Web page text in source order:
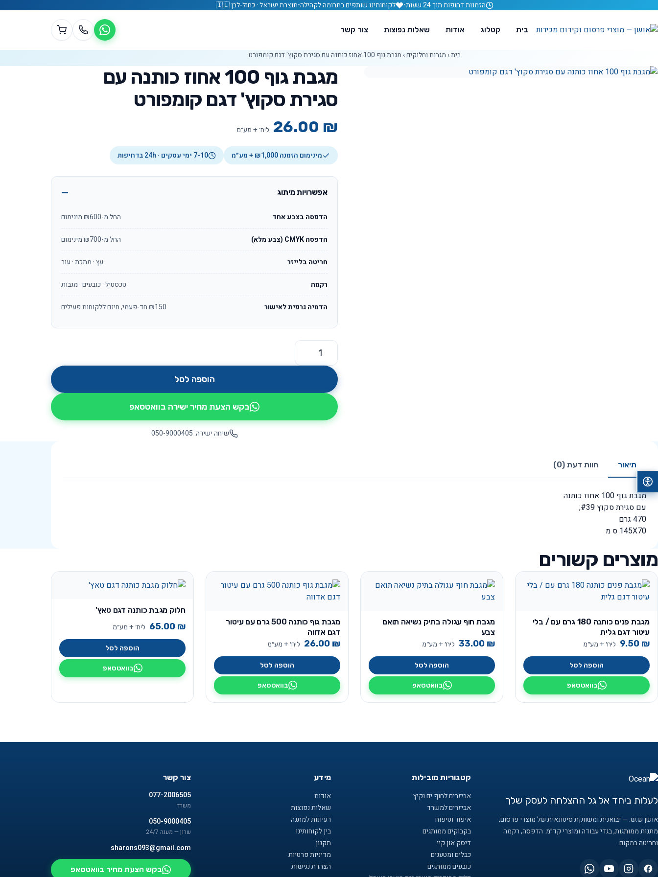
הזמנות דחופות תוך 24 שעות • לקוחותינו שותפים בתרומה לקהילה•תוצרת ישראל · כחול-לבן 🇮🇱
בית קטלוג אודות שאלות נפוצות צור קשר
בית› מגבות וחלוקים› מגבת גוף 100 אחוז כותנה עם סגירת סקוץ' דגם קומפורט
מגבת גוף 100 אחוז כותנה עם
סגירת סקוץ' דגם קומפורט
26.00 ₪ ליח׳ + מע״מ
מינימום הזמנה ₪1,000 + מע״מ 7-10 ימי עסקים · 24h בדחיפות
אפשרויות מיתוג
הדפסה בצבע אחד החל מ-₪600 מינימום
הדפסה CMYK (צבע מלא) החל מ-₪700 מינימום
חריטה בלייזר עץ · מתכת · עור
רקמה טכסטיל · כובעים · מגבות
הדמיה גרפית לאישור ₪150 חד-פעמי, חינם ללקוחות פעילים
כמות של מגבת גוף 100 אחוז כותנה עם סגירת סקוץ' דגם קומפורט
הוספה לסל
בקש הצעת מחיר ישירה בוואטסאפ
שיחה ישירה: 050-9000405
תיאור חוות דעת (0)
מגבת גוף 100 אחוז כותנה
עם סגירת סקוץ #39;
470 גרם
145X70 ס מ
מוצרים קשורים
מגבת פנים כותנה 180 גרם עם / בלי
עיטור דגם גלית
9.50 ₪ ליח׳ + מע״מ
הוספה לסל
בוואטסאפ
מגבת חוף עגולה בתיק נשיאה תואם
צבע
33.00 ₪ ליח׳ + מע״מ
הוספה לסל
בוואטסאפ
מגבת גוף כותנה 500 גרם עם עיטור
דגם אדווה
26.00 ₪ ליח׳ + מע״מ
הוספה לסל
בוואטסאפ
חלוק מגבת כותנה דגם טאץ'
65.00 ₪ ליח׳ + מע״מ
הוספה לסל
בוואטסאפ
לעלות ביחד אל גל ההצלחה לעסק שלך
אושן ש.ש. — יבואנית ומשווקת סיטונאית של מוצרי פרסום,
מתנות ממותגות, בגדי עבודה ומוצרי קד״מ. הדפסה, רקמה
וחריטה במקום.
קטגוריות מובילות
אביזרים לחוף ים וקיץ
אביזרים למשרד
איפור וטיפוח
בקבוקים ממותגים
דיסק און קיי
כבלים ומטענים
כובעים ממותגים
מידע
אודות
שאלות נפוצות
רעיונות למתנה
בין לקוחותינו
תקנון
מדיניות פרטיות
הצהרת נגישות
צור קשר
077-2006505
משרד
050-9000405
שרון — מענה 24/7
sharons093@gmail.com
בקש הצעת מחיר בוואטסאפ